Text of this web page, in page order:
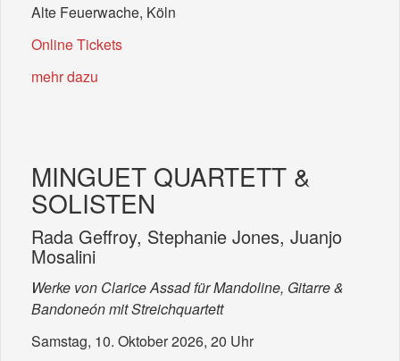
Alte Feuerwache, Köln
Online Tickets
mehr dazu
MINGUET QUARTETT &
SOLISTEN
Rada Geffroy, Stephanie Jones, Juanjo
Mosalini
Werke von Clarice Assad für Mandoline, Gitarre &
Bandoneón mit Streichquartett
Samstag, 10. Oktober 2026, 20 Uhr